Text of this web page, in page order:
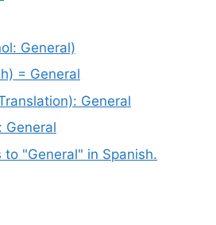
General)
= General
General
General
"General" in Spanish.